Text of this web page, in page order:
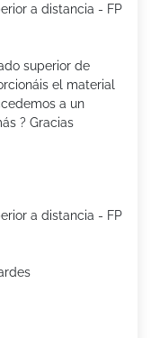
a distancia - FP
superior de
el material
a un
? Gracias
a distancia - FP